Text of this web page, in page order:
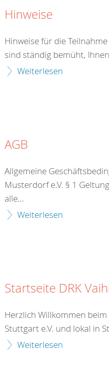
Hinweise
Hinweise für die
sind ständig bemüht,
Weiterlesen
AGB
Allgemeine
Musterdorf e.V. § 1
alle...
Weiterlesen
Startseite DRK
Herzlich Willkommen beim
Stuttgart e.V. und lokal in
Weiterlesen